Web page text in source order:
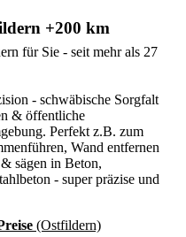
+200 km
für Sie - seit mehr als 27
- schwäbische Sorgfalt
& öffentliche
Perfekt z.B. zum
Wand entfernen
sägen in Beton,
- super präzise und
(Ostfildern)